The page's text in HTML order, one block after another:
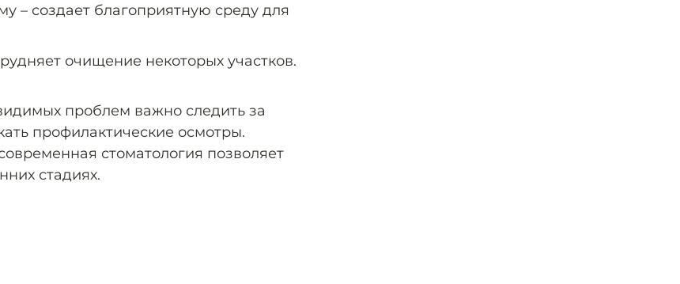
– создает благоприятную среду для
очищение некоторых участков.
проблем важно следить за
профилактические осмотры.
стоматология позволяет
стадиях.